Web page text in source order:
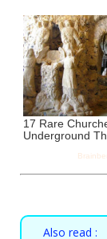
Also read :